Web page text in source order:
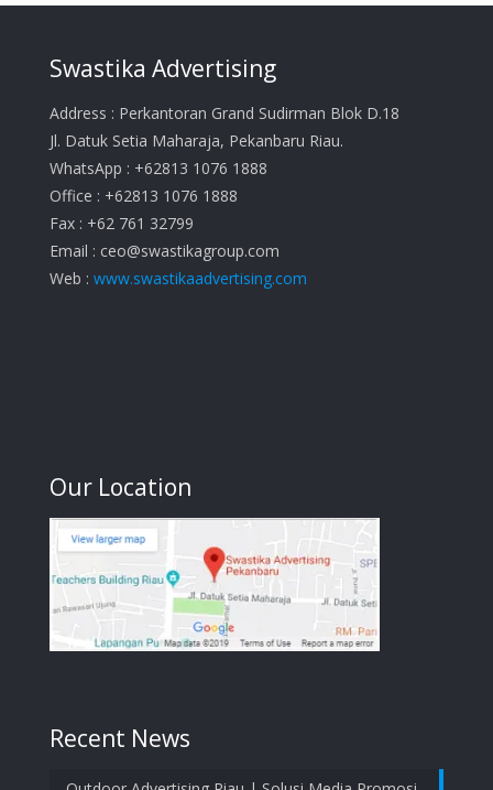
Swastika Advertising
Address : Perkantoran Grand Sudirman Blok D.18
Jl. Datuk Setia Maharaja, Pekanbaru Riau.
WhatsApp : +62813 1076 1888
Office : +62813 1076 1888
Fax : +62 761 32799
Email : ceo@swastikagroup.com
Web : www.swastikaadvertising.com
Our Location
Recent News